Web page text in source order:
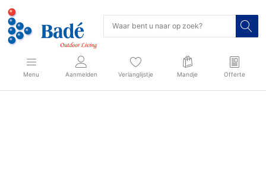
Menu Aanmelden Verlanglijstje Mandje Offerte